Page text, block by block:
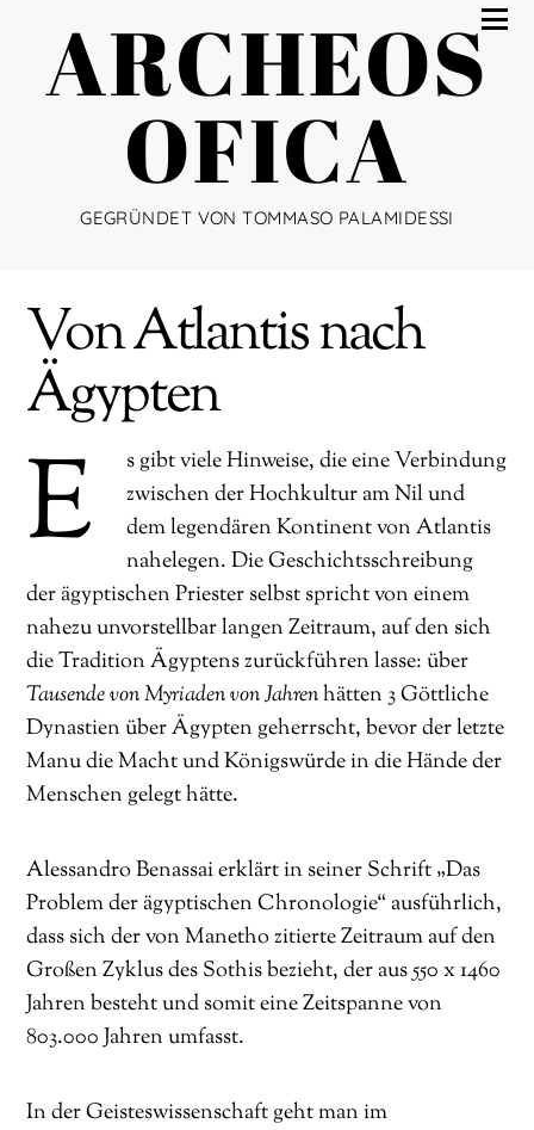
ARCHEOS
OFICA
GEGRÜNDET VON TOMMASO PALAMIDESSI
Von Atlantis nach
Ägypten
E
s gibt viele Hinweise, die eine Verbindung
zwischen der Hochkultur am Nil und
dem legendären Kontinent von Atlantis
nahelegen. Die Geschichtsschreibung
der ägyptischen Priester selbst spricht von einem
nahezu unvorstellbar langen Zeitraum, auf den sich
die Tradition Ägyptens zurückführen lasse: über
Tausende von Myriaden von Jahrenhätten 3 Göttliche
Dynastien über Ägypten geherrscht, bevor der letzte
Manu die Macht und Königswürde in die Hände der
Menschen gelegt hätte.
Alessandro Benassai erklärt in seiner Schrift „Das
Problem der ägyptischen Chronologie“ ausführlich,
dass sich der von Manetho zitierte Zeitraum auf den
Großen Zyklus des Sothis bezieht, der aus 550 x 1460
Jahren besteht und somit eine Zeitspanne von
803.000 Jahren umfasst.
In der Geisteswissenschaft geht man im